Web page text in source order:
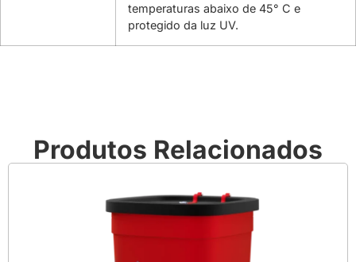
temperaturas abaixo de 45° C e
protegido da luz UV.
Produtos Relacionados